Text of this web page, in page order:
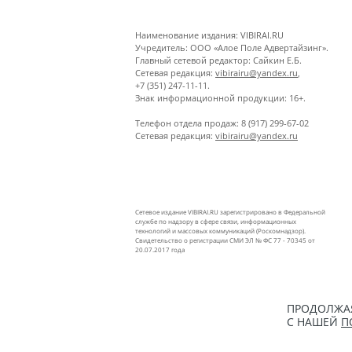
Наименование издания: VIBIRAI.RU
Учредитель: ООО «Алое Поле Адвертайзинг».
Главный сетевой редактор: Сайкин Е.Б.
Сетевая редакция: vibirairu@yandex.ru
+7 (351) 247-11-11.
Знак информационной продукции: 16+.
Телефон отдела продаж: 8 (917) 299-67-02
Сетевая редакция: vibirairu@yandex.ru
Сетевое издание VIBIRAI.RU зарегистрировано в Федеральной
службе по надзору в сфере связи, информационных
технологий и массовых коммуникаций (Роскомнадзор).
Свидетельство о регистрации СМИ ЭЛ № ФС 77 - 70345 от
20.07.2017 года
С НАШЕЙ